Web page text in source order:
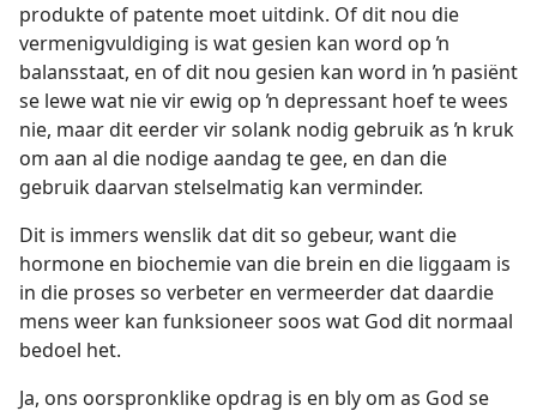
produkte of patente moet uitdink. Of dit nou die
vermenigvuldiging is wat gesien kan word op ŉ
balansstaat, en of dit nou gesien kan word in ŉ pasiënt
se lewe wat nie vir ewig op ŉ depressant hoef te wees
nie, maar dit eerder vir solank nodig gebruik as ŉ kruk
om aan al die nodige aandag te gee, en dan die
gebruik daarvan stelselmatig kan verminder.
Dit is immers wenslik dat dit so gebeur, want die
hormone en biochemie van die brein en die liggaam is
in die proses so verbeter en vermeerder dat daardie
mens weer kan funksioneer soos wat God dit normaal
bedoel het.
Ja, ons oorspronklike opdrag is en bly om as God se